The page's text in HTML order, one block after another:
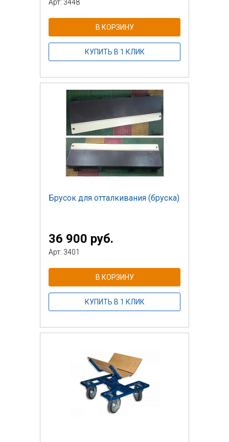
Арт: 3448
В КОРЗИНУ
КУПИТЬ В 1 КЛИК
Брусок для отталкивания (бруска)
36 900 руб.
Арт: 3401
В КОРЗИНУ
КУПИТЬ В 1 КЛИК